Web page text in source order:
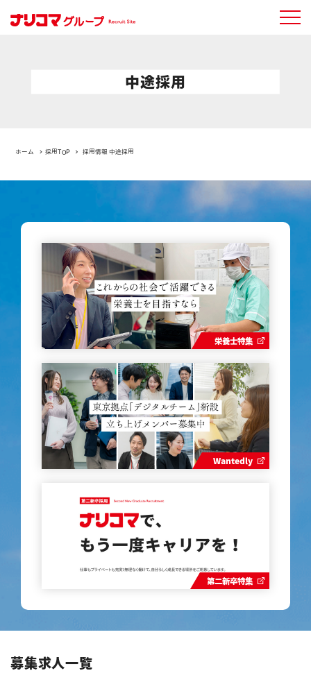
中途採用
ホーム 採用TOP 採用情報 中途採用
栄養士特集
Wantedly
第二新卒特集
募集求人一覧